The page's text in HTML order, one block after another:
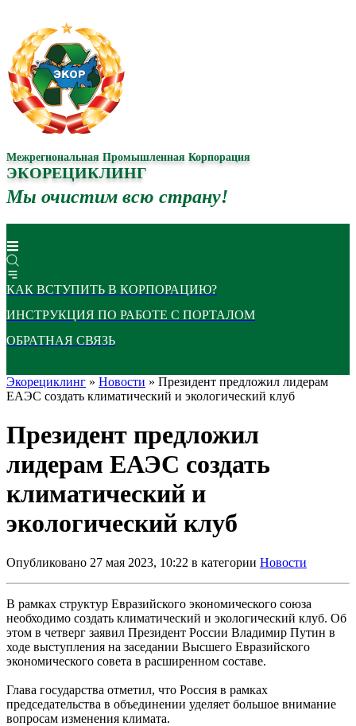
Межрегиональная Промышленная Корпорация
ЭКОРЕЦИКЛИНГ
Мы очистим всю страну!
КАК ВСТУПИТЬ В КОРПОРАЦИЮ?
ИНСТРУКЦИЯ ПО РАБОТЕ С ПОРТАЛОМ
ОБРАТНАЯ СВЯЗЬ
Экорециклинг » Новости » Президент предложил лидерам
ЕАЭС создать климатический и экологический клуб
Президент предложил
лидерам ЕАЭС создать
климатический и
экологический клуб
Опубликовано 27 мая 2023, 10:22 в категории Новости
В рамках структур Евразийского экономического союза
необходимо создать климатический и экологический клуб. Об
этом в четверг заявил Президент России Владимир Путин в
ходе выступления на заседании Высшего Евразийского
экономического совета в расширенном составе.
Глава государства отметил, что Россия в рамках
председательства в объединении уделяет большое внимание
вопросам изменения климата.